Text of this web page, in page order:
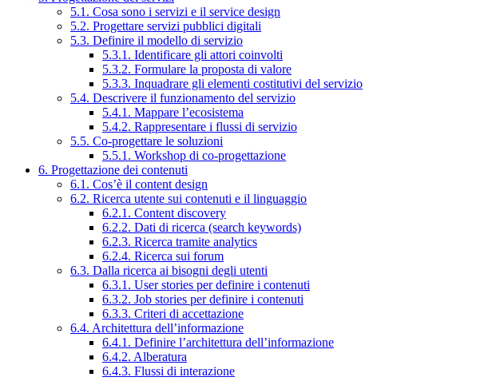
5.1. Cosa sono i servizi e il service design
5.2. Progettare servizi pubblici digitali
5.3. Definire il modello di servizio
5.3.1. Identificare gli attori coinvolti
5.3.2. Formulare la proposta di valore
5.3.3. Inquadrare gli elementi costitutivi del servizio
5.4. Descrivere il funzionamento del servizio
5.4.1. Mappare l’ecosistema
5.4.2. Rappresentare i flussi di servizio
5.5. Co-progettare le soluzioni
5.5.1. Workshop di co-progettazione
6. Progettazione dei contenuti
6.1. Cos’è il content design
6.2. Ricerca utente sui contenuti e il linguaggio
6.2.1. Content discovery
6.2.2. Dati di ricerca (search keywords)
6.2.3. Ricerca tramite analytics
6.2.4. Ricerca sui forum
6.3. Dalla ricerca ai bisogni degli utenti
6.3.1. User stories per definire i contenuti
6.3.2. Job stories per definire i contenuti
6.3.3. Criteri di accettazione
6.4. Architettura dell’informazione
6.4.1. Definire l’architettura dell’informazione
6.4.2. Alberatura
6.4.3. Flussi di interazione